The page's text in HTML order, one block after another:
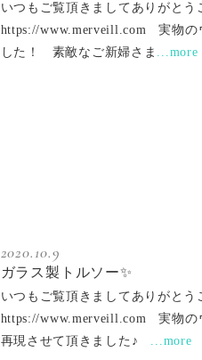
いつもご覧頂きましてありがと
https://www.merveill.com 実物の
した！ 素敵なご新婦さま ...more
2020.10.9
ガラス製トルソー✨
いつもご覧頂きましてありがと
https://www.merveill.com 実物の
再現させて頂きました♪
...more